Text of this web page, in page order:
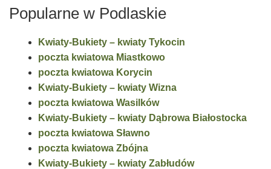
Popularne w Podlaskie
Kwiaty-Bukiety – kwiaty Tykocin
poczta kwiatowa Miastkowo
poczta kwiatowa Korycin
Kwiaty-Bukiety – kwiaty Wizna
poczta kwiatowa Wasilków
Kwiaty-Bukiety – kwiaty Dąbrowa Białostocka
poczta kwiatowa Sławno
poczta kwiatowa Zbójna
Kwiaty-Bukiety – kwiaty Zabłudów